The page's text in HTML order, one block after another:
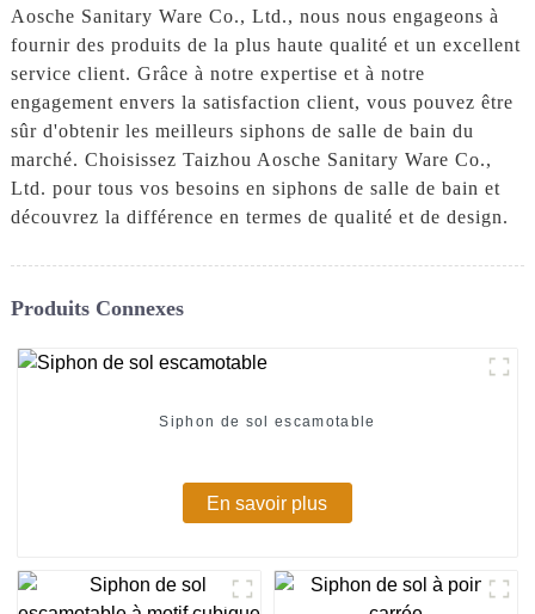
Aosche Sanitary Ware Co., Ltd., nous nous engageons à
fournir des produits de la plus haute qualité et un excellent
service client. Grâce à notre expertise et à notre
engagement envers la satisfaction client, vous pouvez être
sûr d'obtenir les meilleurs siphons de salle de bain du
marché. Choisissez Taizhou Aosche Sanitary Ware Co.,
Ltd. pour tous vos besoins en siphons de salle de bain et
découvrez la différence en termes de qualité et de design.
Produits Connexes
Siphon de sol escamotable
En savoir plus